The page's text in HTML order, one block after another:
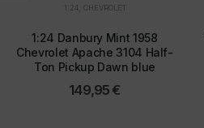
1:24 CHEVROLET
1:24 Danbury Mint 1958
Chevrolet Apache 3104 Half-
Ton Pickup Dawn blue
149,95 €